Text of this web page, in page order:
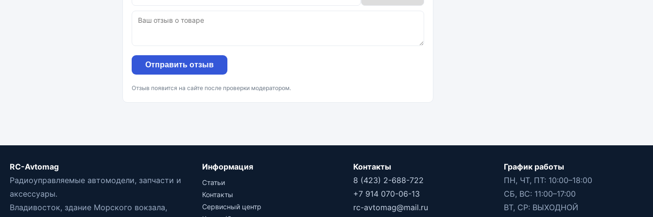
Отправить отзыв
Отзыв появится на сайте после проверки модератором.
RC-Avtomag
Радиоуправляемые автомодели, запчасти и
аксессуары.
Владивосток, здание Морского вокзала,
Информация
Статьи
Контакты
Сервисный центр
Контакты
8 (423) 2-688-722
+7 914 070-06-13
rc-avtomag@mail.ru
График работы
ПН, ЧТ, ПТ: 10:00–18:00
СБ, ВС: 11:00–17:00
ВТ, СР: ВЫХОДНОЙ